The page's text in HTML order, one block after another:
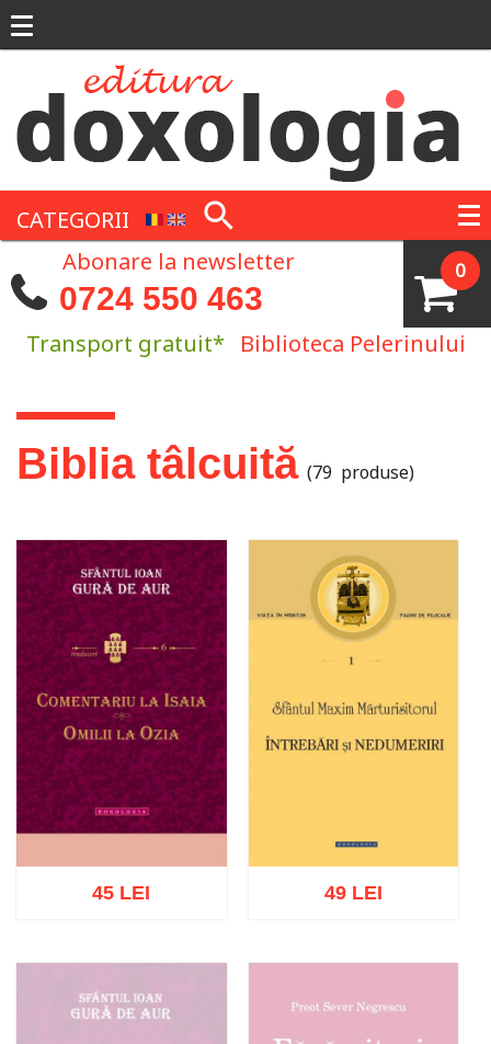
CATEGORII
0
Abonare la newsletter
0724 550 463
Transport gratuit* Biblioteca Pelerinului
Eşti aici
Biblia tâlcuită (79 produse)
Adaugă în coș
45 LEI 49 LEI